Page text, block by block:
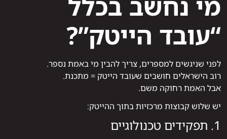
“עובד הייטק”?
לפני שניגשים למספרים, צריך להבין מי באמת נספר.
רוב הישראלים חושבים שעובד הייטק = מתכנת.
אבל האמת רחוקה משם.
יש שלוש קבוצות מרכזיות בתוך ההייטק:
1. תפקידים טכנולוגיים